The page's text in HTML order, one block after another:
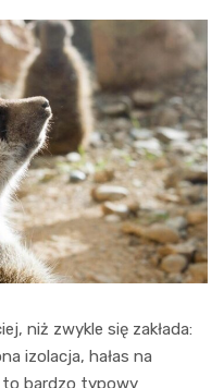
niż zwykle się zakłada:
izolacja, hałas na
to bardzo typowy